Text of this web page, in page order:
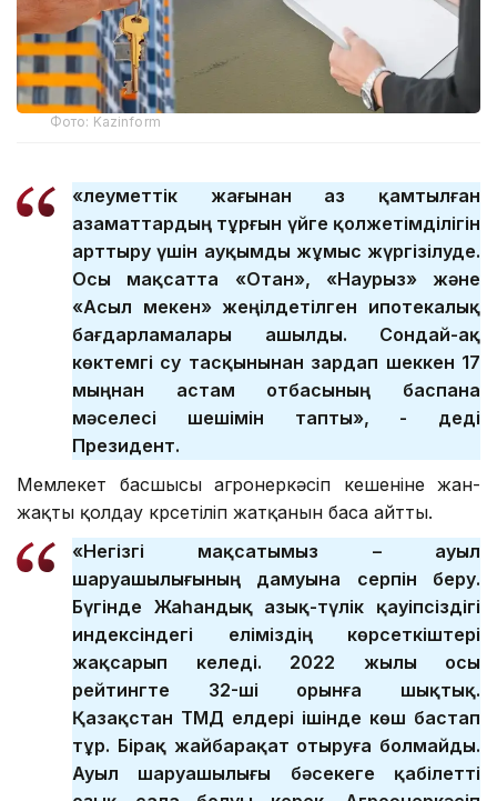
Фото: Kazinform
«Әлеуметтік жағынан аз қамтылған
азаматтардың тұрғын үйге қолжетімділігін
арттыру үшін ауқымды жұмыс жүргізілуде.
Осы мақсатта «Отан», «Наурыз» және
«Асыл мекен» жеңілдетілген ипотекалық
бағдарламалары ашылды. Сондай-ақ
көктемгі су тасқынынан зардап шеккен 17
мыңнан астам отбасының баспана
мәселесі шешімін тапты», - деді
Президент.
Мемлекет басшысы агроөнеркәсіп кешеніне жан-
жақты қолдау көрсетіліп жатқанын баса айтты.
«Негізгі мақсатымыз – ауыл
шаруашылығының дамуына серпін беру.
Бүгінде Жаһандық азық-түлік қауіпсіздігі
индексіндегі еліміздің көрсеткіштері
жақсарып келеді. 2022 жылы осы
рейтингте 32-ші орынға шықтық.
Қазақстан ТМД елдері ішінде көш бастап
тұр. Бірақ жайбарақат отыруға болмайды.
Ауыл шаруашылығы бәсекеге қабілетті